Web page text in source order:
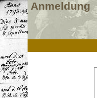
Anmeldung